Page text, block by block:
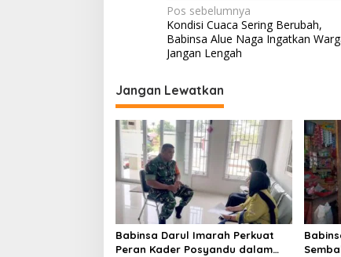
N
a
v
i
g
a
s
i
p
o
s
Pos sebelumnya
Kondisi Cuaca Sering Berubah,
Babinsa Alue Naga Ingatkan
Jangan Lengah
Jangan Lewatkan
Babinsa Darul Imarah Perkuat
Peran Kader Posyandu dalam